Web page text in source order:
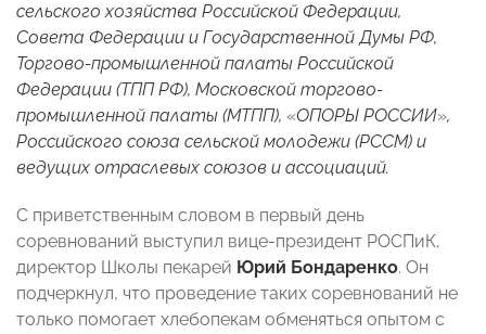
сельского хозяйства Российской Федерации,
Совета Федерации и Государственной Думы РФ,
Торгово-промышленной палаты Российской
Федерации (ТПП РФ), Московской торгово-
промышленной палаты (МТПП), «ОПОРЫ РОССИИ»,
Российского союза сельской молодежи (РССМ) и
ведущих отраслевых союзов и ассоциаций.
С приветственным словом в первый день
соревнований выступил вице-президент РОСПиК,
директор Школы пекарей Юрий Бондаренко. Он
подчеркнул, что проведение таких соревнований не
только помогает хлебопекам обменяться опытом с